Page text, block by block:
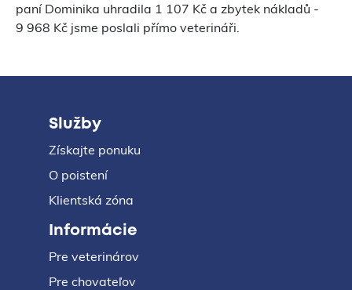
paní Dominika uhradila 1 107 Kč a zbytek nákladů -
9 968 Kč jsme poslali přímo veterináři.
Služby
Získajte ponuku
O poistení
Klientská zóna
Informácie
Pre veterinárov
Pre chovateľov